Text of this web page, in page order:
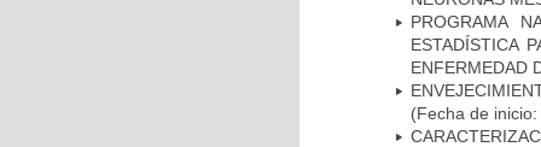
PROGRAMA
ESTADÍSTICA
ENFERMEDAD
(Fecha de